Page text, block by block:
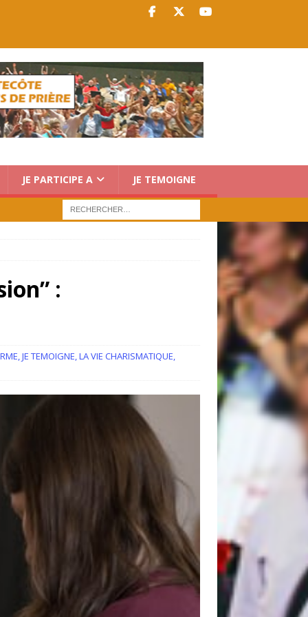
JE PARTICIPE A JE TEMOIGNE
:
,JE TEMOIGNE,LA VIE CHARISMATIQUE,